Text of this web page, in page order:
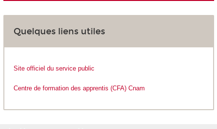
Quelques liens utiles
Site officiel du service public
Centre de formation des apprentis (CFA) Cnam